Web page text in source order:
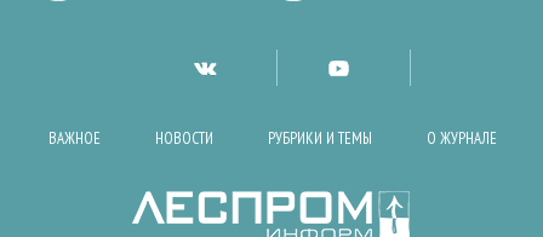
ВАЖНОЕ НОВОСТИ РУБРИКИ И ТЕМЫ О ЖУРНАЛЕ